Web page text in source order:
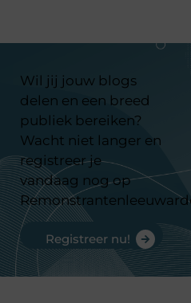
Wil jij jouw blogs
delen en een breed
publiek bereiken?
Wacht niet langer en
registreer je
vandaag nog op
Registreer nu!